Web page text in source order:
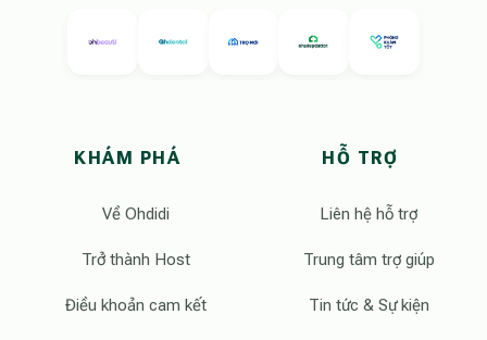
KHÁM PHÁ
Về Ohdidi
Trở thành Host
Điều khoản cam kết
HỖ TRỢ
Liên hệ hỗ trợ
Trung tâm trợ giúp
Tin tức & Sự kiện